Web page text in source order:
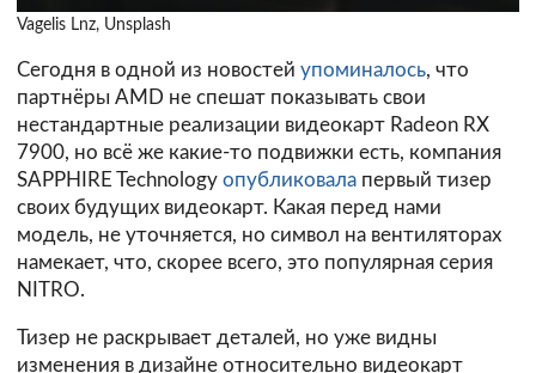
Vagelis Lnz, Unsplash
Сегодня в одной из новостей упоминалось, что
партнёры AMD не спешат показывать свои
нестандартные реализации видеокарт Radeon RX
7900, но всё же какие-то подвижки есть, компания
SAPPHIRE Technology опубликовала первый тизер
своих будущих видеокарт. Какая перед нами
модель, не уточняется, но символ на вентиляторах
намекает, что, скорее всего, это популярная серия
NITRO.
Тизер не раскрывает деталей, но уже видны
изменения в дизайне относительно видеокарт